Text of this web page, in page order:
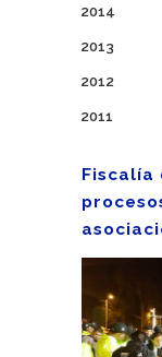
2014
2013
2012
2011
Fiscalía